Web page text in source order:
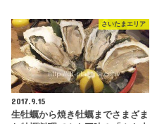
さいたまエリア
2017.9.15
生牡蠣から焼き牡蠣までさまざま